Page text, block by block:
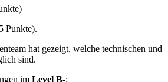
Punkte).
hat gezeigt, welche technischen und
sind.
im Level B-: